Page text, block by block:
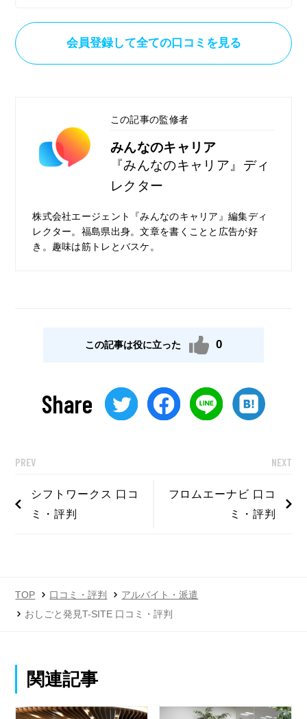
また、求人も他な求人サイトにはどこにもあ
るような大手の仕事がほとんどでしたし、や
Tポイントが貰えるキャンペーンなどもあり
ましたが、全国のTSUTAYA店舗で仕事をし
たい方以外には向かないです。
会員登録して全ての口コミを見る
この記事の監修者
みんなのキャリア
『みんなのキャリア』ディ
レクター
株式会社エージェント『みんなのキャリア』編集ディ
レクター。福島県出身。文章を書くことと広告が好
き。趣味は筋トレとバスケ。
この記事は役に立った 0
Share
PREV
シフトワークス 口コ
ミ・評判
NEXT
フロムエーナビ 口コ
ミ・評判
TOP 口コミ・評判
アルバイト・派遣
おしごと発見T-SITE 口コミ・評判
関連記事